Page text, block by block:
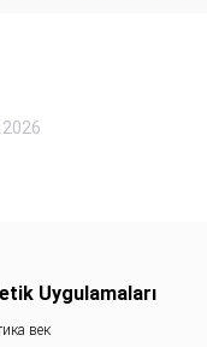
Uygulamaları
век